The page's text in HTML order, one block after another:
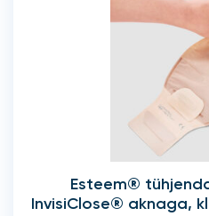
Esteem®
InvisiClose® aknaga,